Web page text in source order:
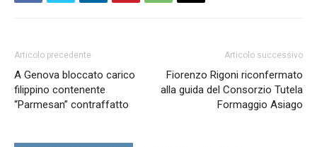
Articolo precedente
A Genova bloccato carico
filippino contenente
“Parmesan” contraffatto
Articolo successivo
Fiorenzo Rigoni riconfermato
alla guida del Consorzio Tutela
Formaggio Asiago